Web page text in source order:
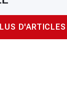
D'ARTICLES